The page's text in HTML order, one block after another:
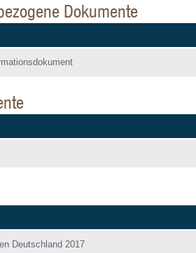
Dokumente
Deutschland 2017